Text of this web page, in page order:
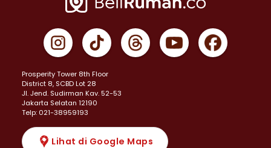
Prosperity Tower 8th Floor
District 8, SCBD Lot 28
JI. Jend. Sudirman Kav. 52-53
Jakarta Selatan 12190
Telp: 021-38959193
Lihat di Google Maps